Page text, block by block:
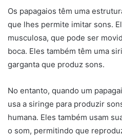
Os papagaios têm uma
que lhes permite imitar sons.
musculosa, que pode ser
boca. Eles também têm uma
garganta que produz sons.
No entanto, quando um
usa a siringe para produzir
humana. Eles também usam
o som, permitindo que